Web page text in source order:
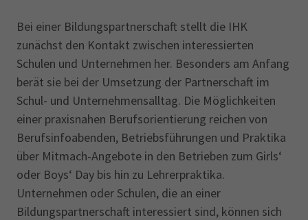
Bei einer Bildungspartnerschaft stellt die IHK
zunächst den Kontakt zwischen interessierten
Schulen und Unternehmen her. Besonders am Anfang
berät sie bei der Umsetzung der Partnerschaft im
Schul- und Unternehmensalltag. Die Möglichkeiten
einer praxisnahen Berufsorientierung reichen von
Berufsinfoabenden, Betriebsführungen und Praktika
über Mitmach-Angebote in den Betrieben zum Girls‘
oder Boys‘ Day bis hin zu Lehrerpraktika.
Unternehmen oder Schulen, die an einer
Bildungspartnerschaft interessiert sind, können sich